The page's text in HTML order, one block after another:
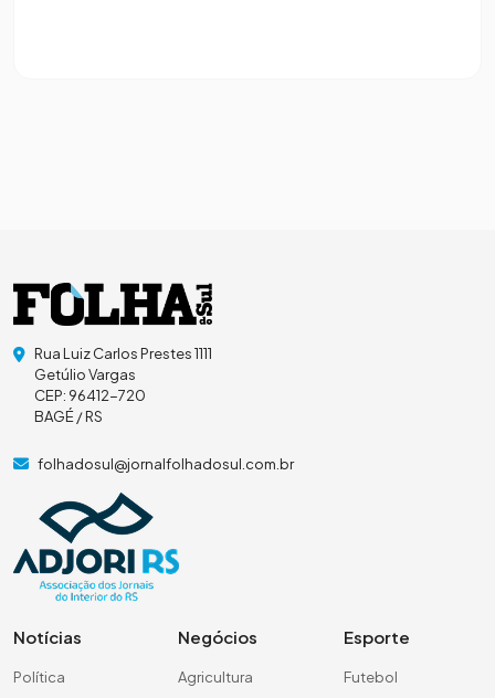
Rua Luiz Carlos Prestes 1111
Getúlio Vargas
CEP: 96412-720
BAGÉ / RS
folhadosul@jornalfolhadosul.com.br
Notícias
Política
Negócios
Agricultura
Esporte
Futebol